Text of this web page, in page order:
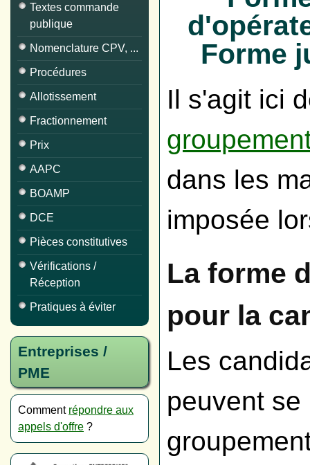
Textes commande
publique
Nomenclature CPV, ...
Procédures
Allotissement
Fractionnement
Prix
AAPC
BOAMP
DCE
Pièces constitutives
Vérifications /
Réception
Pratiques à éviter
Entreprises /
PME
Comment répondre aux
appels d'offre ?
Forme
Il s'agit ici
dans les
imposée
La forme
pour la
Les
peuvent